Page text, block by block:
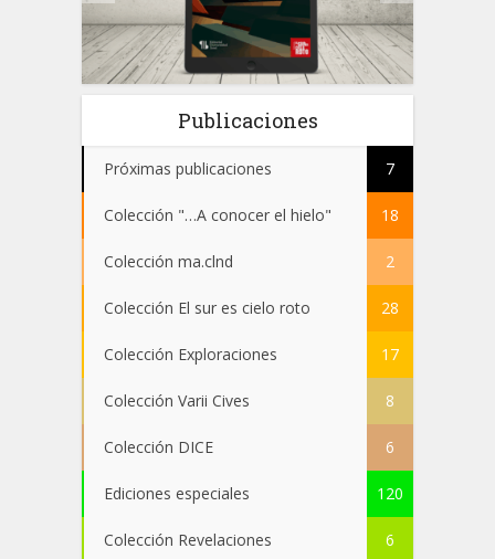
Publicaciones
Próximas publicaciones 7
Colección "…A conocer el hielo" 18
Colección ma.clnd 2
Colección El sur es cielo roto 28
Colección Exploraciones 17
Colección Varii Cives 8
Colección DICE 6
Ediciones especiales 120
Colección Revelaciones 6